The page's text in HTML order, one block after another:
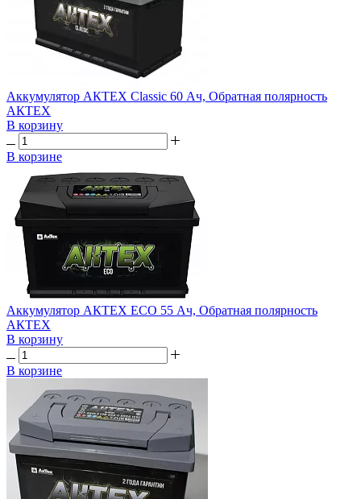
Аккумулятор АКТЕХ Classic 60 Ач, Обратная полярность
АКТЕХ
В корзину
В корзине
Аккумулятор АКТЕХ ECO 55 Ач, Обратная полярность
АКТЕХ
В корзину
В корзине